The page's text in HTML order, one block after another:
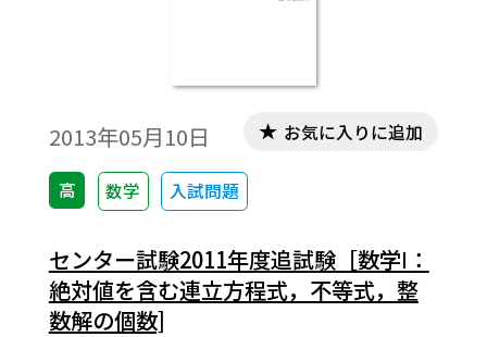
2013年05月10日
高 数学 入試問題
お気に入りに追加
センター試験2011年度追試験［数学Ⅰ：
絶対値を含む連立方程式，不等式，整
数解の個数]